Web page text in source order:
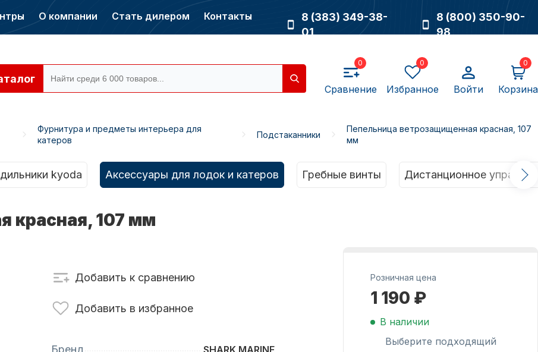
О компании Стать дилером Контакты
8 (383) 349-38-
01
8 (800) 350-90-
98
0
Сравнение
0
Избранное Войти
0
Корзина
для ПЛМ
Масла для лодочных
моторов
Фурнитура и предметы интерьера для
катеров
Подстаканники
Пепельница ветрозащищенная красная, 107
мм
kyoda Аксессуары для лодок и катеров Гребные винты Дистанционное
красная, 107 мм
Добавить к сравнению
Добавить в избранное
Бренд SHARK MARINE
Розничная цена
1 190 ₽
В наличии
Выберите подходящий